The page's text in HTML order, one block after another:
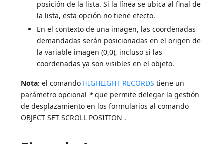
posición de la lista. Si la línea se ubica al final de
la lista, esta opción no tiene efecto.
En el contexto de una imagen, las coordenadas
demandadas serán posicionadas en el origen de
la variable imagen (0,0), incluso si las
coordenadas ya son visibles en el objeto.
Nota: el comando HIGHLIGHT RECORDS tiene un
parámetro opcional * que permite delegar la gestión
de desplazamiento en los formularios al comando
OBJECT SET SCROLL POSITION .